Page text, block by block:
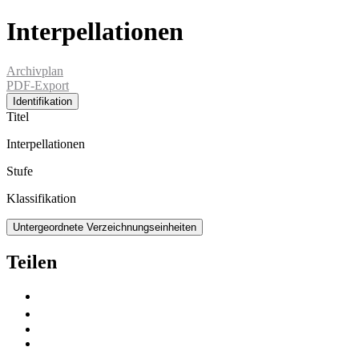
Interpellationen
Archivplan
PDF-Export
Identifikation
Titel
Interpellationen
Stufe
Klassifikation
Untergeordnete Verzeichnungseinheiten
Teilen